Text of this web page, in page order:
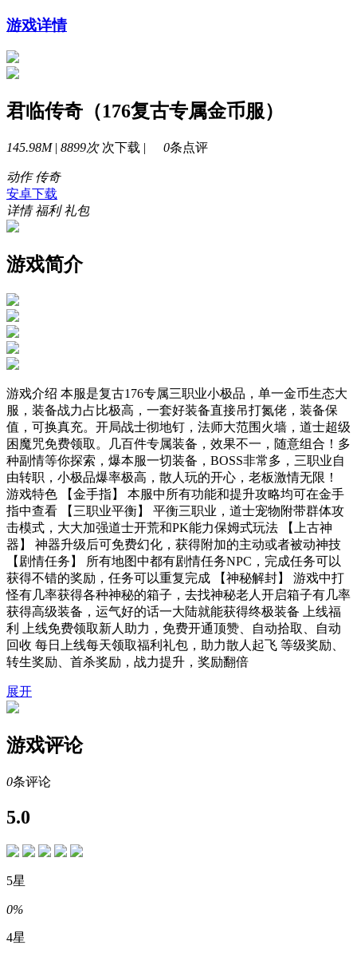
游戏详情
君临传奇（176复古专属金币服）
145.98M | 8899次 次下载 | 0条点评
动作 传奇
安卓下载
详情 福利 礼包
游戏简介
游戏介绍 本服是复古176专属三职业小极品，单一金币生态大
服，装备战力占比极高，一套好装备直接吊打氮佬，装备保
值，可换真充。开局战士彻地钉，法师大范围火墙，道士超级
困魔咒免费领取。几百件专属装备，效果不一，随意组合！多
种副情等你探索，爆本服一切装备，BOSS非常多，三职业自
由转职，小极品爆率极高，散人玩的开心，老板激情无限！
游戏特色 【金手指】 本服中所有功能和提升攻略均可在金手
指中查看 【三职业平衡】 平衡三职业，道士宠物附带群体攻
击模式，大大加强道士开荒和PK能力保姆式玩法 【上古神
器】 神器升级后可免费幻化，获得附加的主动或者被动神技
【剧情任务】 所有地图中都有剧情任务NPC，完成任务可以
获得不错的奖励，任务可以重复完成 【神秘解封】 游戏中打
怪有几率获得各种神秘的箱子，去找神秘老人开启箱子有几率
获得高级装备，运气好的话一大陆就能获得终极装备 上线福
利 上线免费领取新人助力，免费开通顶赞、自动拾取、自动
回收 每日上线每天领取福利礼包，助力散人起飞 等级奖励、
转生奖励、首杀奖励，战力提升，奖励翻倍
展开
游戏评论
0条评论
5.0
5星
0%
4星